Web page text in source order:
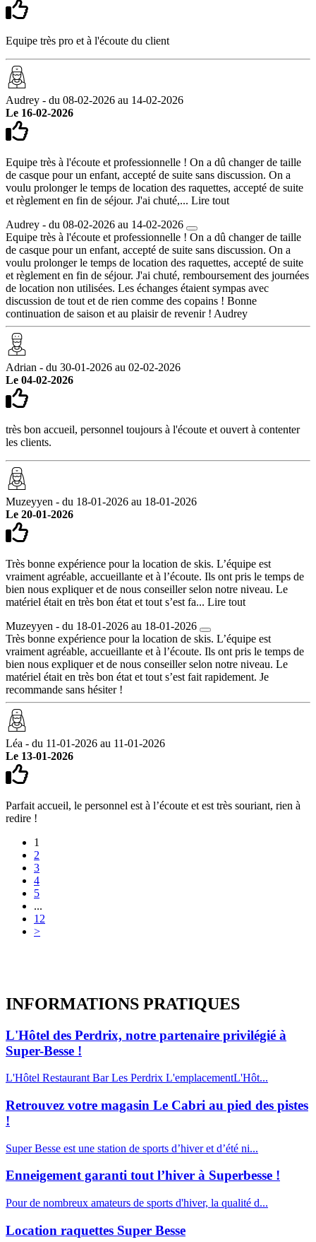
Equipe très pro et à l'écoute du client
Audrey - du 08-02-2026 au 14-02-2026
Le 16-02-2026
Equipe très à l'écoute et professionnelle ! On a dû changer de taille
de casque pour un enfant, accepté de suite sans discussion. On a
voulu prolonger le temps de location des raquettes, accepté de suite
et règlement en fin de séjour. J'ai chuté,... Lire tout
Audrey - du 08-02-2026 au 14-02-2026
Equipe très à l'écoute et professionnelle ! On a dû changer de taille
de casque pour un enfant, accepté de suite sans discussion. On a
voulu prolonger le temps de location des raquettes, accepté de suite
et règlement en fin de séjour. J'ai chuté, remboursement des journées
de location non utilisées. Les échanges étaient sympas avec
discussion de tout et de rien comme des copains ! Bonne
continuation de saison et au plaisir de revenir ! Audrey
Adrian - du 30-01-2026 au 02-02-2026
Le 04-02-2026
très bon accueil, personnel toujours à l'écoute et ouvert à contenter
les clients.
Muzeyyen - du 18-01-2026 au 18-01-2026
Le 20-01-2026
Très bonne expérience pour la location de skis. L’équipe est
vraiment agréable, accueillante et à l’écoute. Ils ont pris le temps de
bien nous expliquer et de nous conseiller selon notre niveau. Le
matériel était en très bon état et tout s’est fa... Lire tout
Muzeyyen - du 18-01-2026 au 18-01-2026
Très bonne expérience pour la location de skis. L’équipe est
vraiment agréable, accueillante et à l’écoute. Ils ont pris le temps de
bien nous expliquer et de nous conseiller selon notre niveau. Le
matériel était en très bon état et tout s’est fait rapidement. Je
recommande sans hésiter !
Léa - du 11-01-2026 au 11-01-2026
Le 13-01-2026
Parfait accueil, le personnel est à l’écoute et est très souriant, rien à
redire !
1
2
3
4
5
...
12
>
INFORMATIONS PRATIQUES
L'Hôtel des Perdrix, notre partenaire privilégié à
Super-Besse !
L'Hôtel Restaurant Bar Les Perdrix L'emplacementL'Hôt...
Retrouvez votre magasin Le Cabri au pied des pistes
!
Super Besse est une station de sports d’hiver et d’été ni...
Enneigement garanti tout l’hiver à Superbesse !
Pour de nombreux amateurs de sports d'hiver, la qualité d...
Location raquettes Super Besse